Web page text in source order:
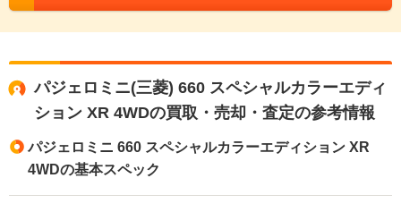
パジェロミニ(三菱) 660 スペシャルカラーエディ
ション XR 4WDの買取・売却・査定の参考情報
パジェロミニ 660 スペシャルカラーエディション XR
4WDの基本スペック